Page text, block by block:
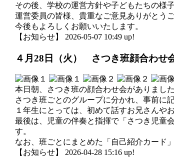
その後、学校の運営方針や子どもたちの様
運営委員の皆様、貴重なご意見ありがとう
今後もよろしくお願いいたします。
【お知らせ】 2026-05-07 10:49 up!
４月28日（火） さつき班顔合わせ
本日朝、さつき班の顔合わせ会がありました
さつき班ごとのグループに分かれ、事前に
１年生にとっては、初めて話すお兄さんや
最後は、児童の伴奏と指揮で「さつき児童
す。
なお、班ごとにまとめた「自己紹介カード
【お知らせ】 2026-04-28 15:16 up!